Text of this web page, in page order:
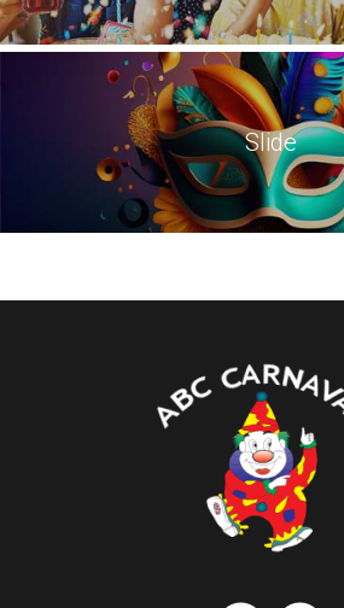
Slide